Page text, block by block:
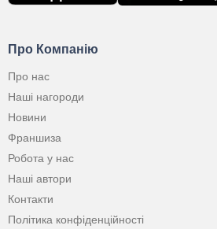
Про Компанію
Про нас
Наші нагороди
Новини
Франшиза
Робота у нас
Наші автори
Контакти
Політика конфіденційності